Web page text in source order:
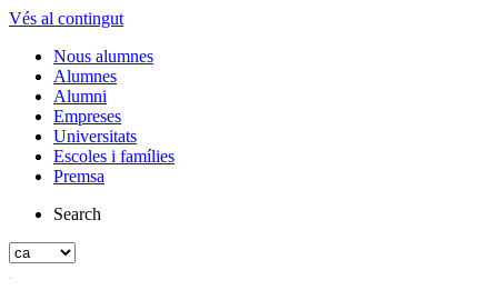
Vés al contingut
Nous alumnes
Alumnes
Alumni
Empreses
Universitats
Escoles i famílies
Premsa
Search